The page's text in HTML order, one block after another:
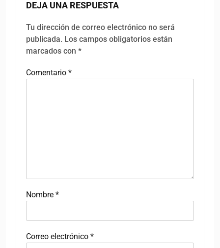
DEJA UNA RESPUESTA
Tu dirección de correo electrónico no será
publicada. Los campos obligatorios están
marcados con *
Comentario *
Nombre *
Correo electrónico *